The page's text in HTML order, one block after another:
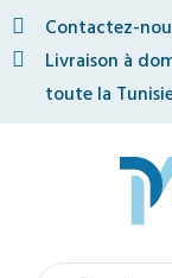
Contactez-
Livraison à
toute la